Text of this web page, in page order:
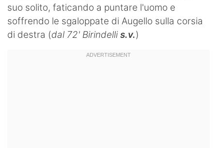
suo solito, faticando a puntare l'uomo e
soffrendo le sgaloppate di Augello sulla corsia
di destra (dal 72' Birindellis.v.)